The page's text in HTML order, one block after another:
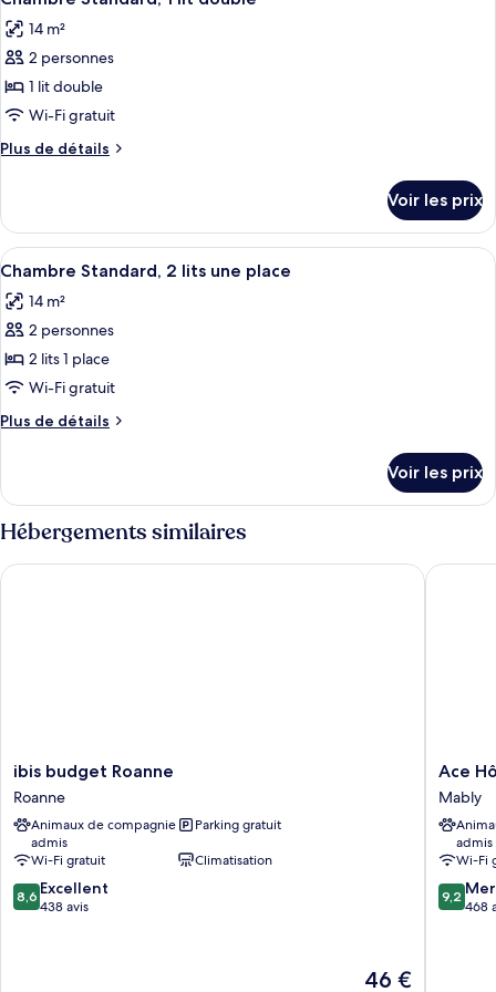
lits
Suite
Familiale,
lits
toutes
les
photos
pour
ce
type
de
Chambre
Standard,
1
lit
double
14 m²
2 personnes
1 lit double
Wi-Fi gratuit
Plus de détails
Plus
le
type
de
Chambre
Standard,
lit
double
Voir les prix
Afficher
toutes
les
photos
pour
ce
type
de
Chambre
Standard,
2
lits
Une chambre d’hôtel avec deux lits
8
Chambre Standard, 2 lits une place
14 m²
2 personnes
2 lits 1 place
Wi-Fi gratuit
Plus de détails
Plus
le
type
de
chambre
Chambre
Voir les prix
Hébergements similaires
ibis
budget
Roanne
Roanne
ibis budget Roanne
Roanne
Animaux de compagnie
admis
Parking gratuit
Wi-Fi gratuit
Climatisation
8.6
sur
8,6 Excellent
438 avis
Le
46 €
ibis budget Roanne
Ace
Hôtel
Roanne-
Mably
Mably
Ace
Mably
admis
Wi-Fi
9.2
sur
9,2
468
Ace